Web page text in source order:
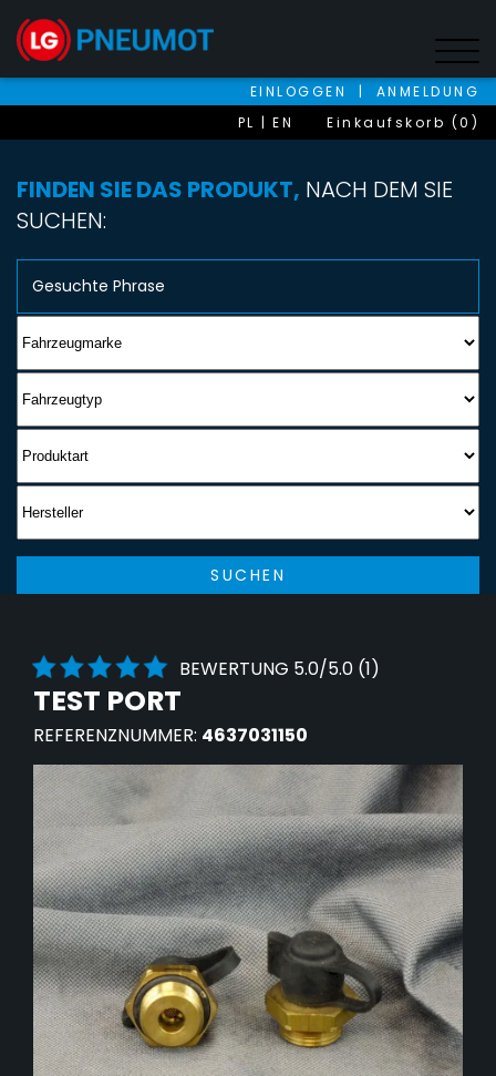
EINLOGGEN |
ANMELDUNG
PL
EN Einkaufskorb (0)
FINDEN SIE DAS PRODUKT, NACH DEM SIE
SUCHEN:
SUCHEN
BEWERTUNG 5.0/5.0 (1)
TEST PORT
REFERENZNUMMER: 4637031150